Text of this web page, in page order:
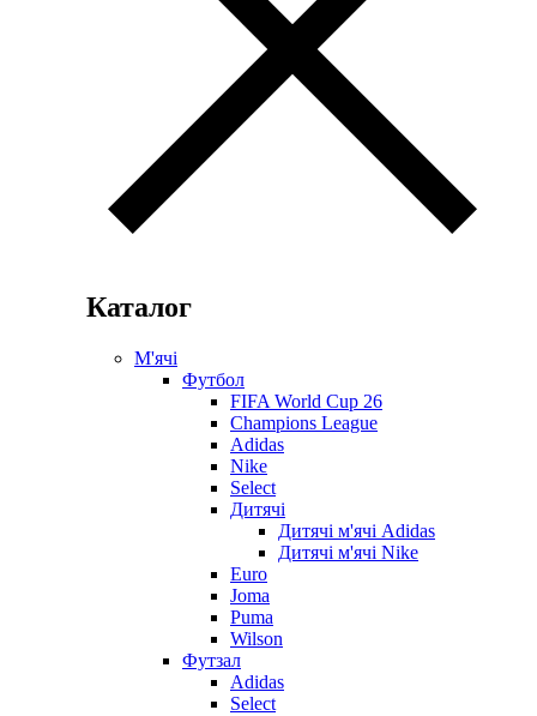
Каталог
М'ячі
Футбол
FIFA World Cup 26
Champions League
Adidas
Nike
Select
Дитячі
Дитячі м'ячі Adidas
Дитячі м'ячі Nike
Euro
Joma
Puma
Wilson
Футзал
Adidas
Select